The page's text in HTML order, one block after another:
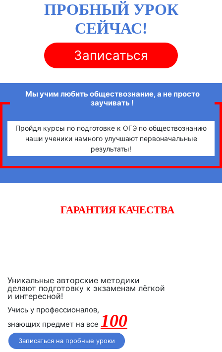
ПРОБНЫЙ УРОК
СЕЙЧАС!
Записаться
Мы учим любить обществознание, а не просто
заучивать !
Пройдя курсы по подготовке к ОГЭ по обществознанию
наши ученики намного улучшают первоначальные
результаты!
ГАРАНТИЯ КАЧЕСТВА
Уникальные авторские методики
делают подготовку к экзаменам лёгкой
и интересной!
Учись у профессионалов,
знающих предмет на все 100
Записаться на пробные уроки